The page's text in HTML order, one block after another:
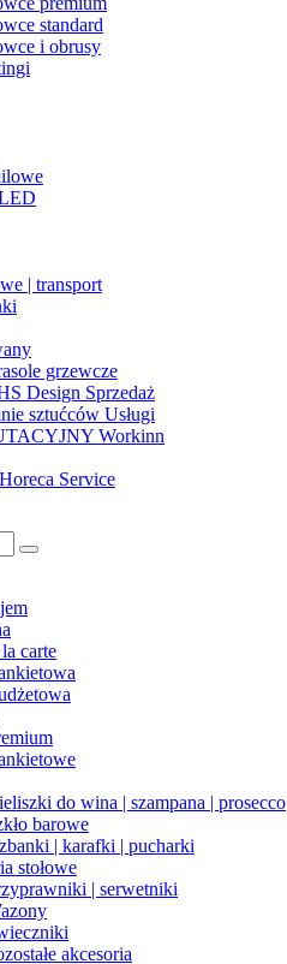
standard
i obrusy
| transport
grzewcze
Design Sprzedaż
sztućców Usługi
Workinn
Service
carte
do wina | szampana | prosecco
barowe
| karafki | pucharki
stołowe
| serwetniki
akcesoria